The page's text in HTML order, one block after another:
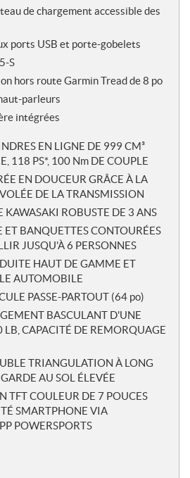
de chargement accessible des
ports USB et porte-gobelets
S
hors route Garmin Tread de 8 po
parleurs
intégrées
EN LIGNE DE 999 CM³
118 PS*, 100 Nm DE COUPLE
EN DOUCEUR GRÂCE À LA
DE LA TRANSMISSION
ROBUSTE DE 3 ANS
ET BANQUETTES CONTOURÉES
JUSQU'À 6 PERSONNES
HAUT DE GAMME ET
AUTOMOBILE
PASSE-PARTOUT (64 po)
BASCULANT D'UNE
LB, CAPACITÉ DE REMORQUAGE
TRIANGULATION À LONG
AU SOL ÉLEVÉE
TFT COULEUR DE 7 POUCES
SMARTPHONE VIA
POWERSPORTS